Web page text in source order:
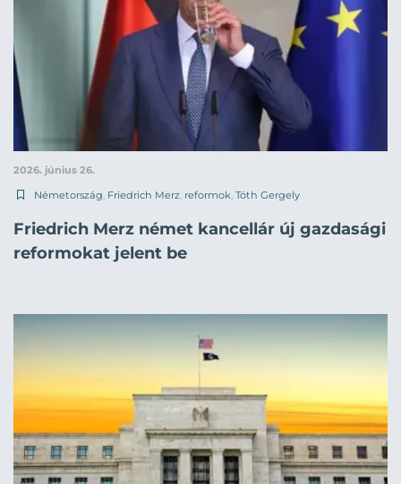
2026. június 26.
Németország, Friedrich Merz, reformok, Tóth Gergely
Friedrich Merz német kancellár új gazdasági
reformokat jelent be